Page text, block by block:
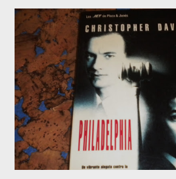
romper con una pauta antigua y
necesita un período de tiempo
A partir de entonces, se forman en el
neuronales, y, por ende, otras creencias
ayudan a alcanzar nuestros sueños. En tu
través de este proceso de 28 días,
actitudes t...